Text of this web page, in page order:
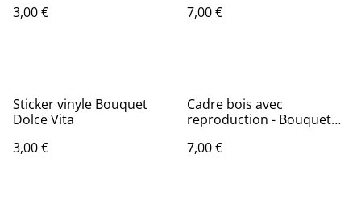
3,00 €
7,00 €
Sticker vinyle Bouquet
Dolce Vita
3,00 €
Cadre bois avec
reproduction - Bouquet
7,00 €